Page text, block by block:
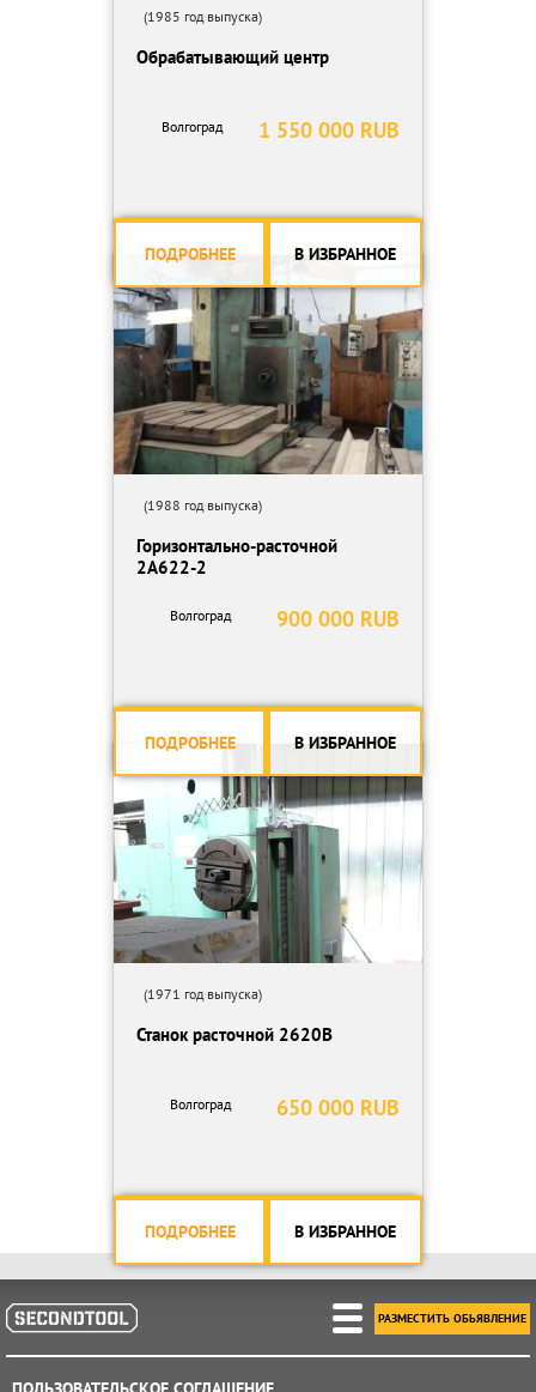
(1985 год выпуска)
Обрабатывающий центр
1 550 000 RUB
Волгоград
ПОДРОБНЕЕ В ИЗБРАННОЕ
(1988 год выпуска)
Горизонтально-расточной
2А622-2
900 000 RUB
Волгоград
ПОДРОБНЕЕ В ИЗБРАННОЕ
(1971 год выпуска)
Станок расточной 2620В
650 000 RUB
Волгоград
ПОДРОБНЕЕ В ИЗБРАННОЕ
РАЗМЕСТИТЬ ОБЬЯВЛЕНИЕ